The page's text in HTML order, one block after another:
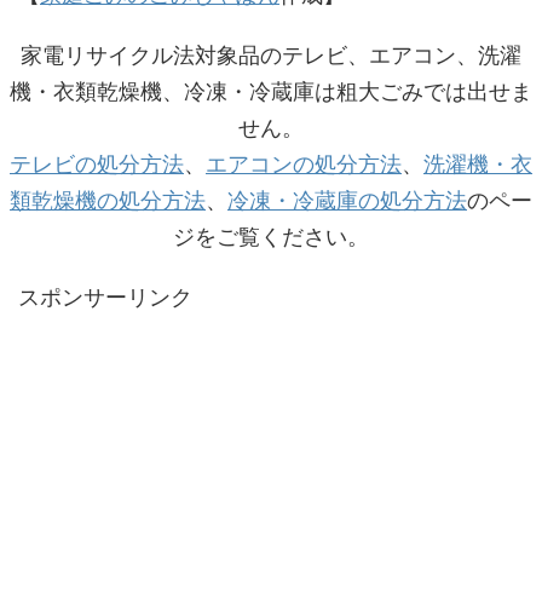
家電リサイクル法対象品のテレビ、エアコン、洗濯
機・衣類乾燥機、冷凍・冷蔵庫は粗大ごみでは出せま
せん。
テレビの処分方法、 エアコンの処分方法、 洗濯機・衣
類乾燥機の処分方法、 冷凍・冷蔵庫の処分方法のペー
ジをご覧ください。
スポンサーリンク